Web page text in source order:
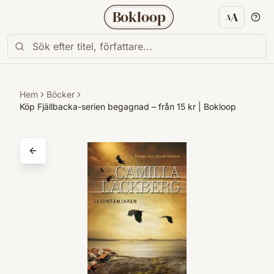
Bokloop AA
Hem
Böcker
Köp Fjällbacka-serien begagnad – från 15 kr | Bokloop